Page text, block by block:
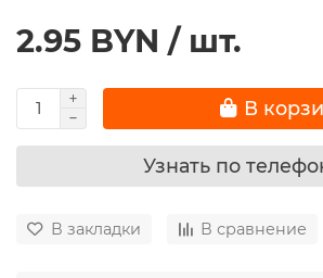
2.95 BYN / шт.
В
Узнать по
В закладки В сравнение